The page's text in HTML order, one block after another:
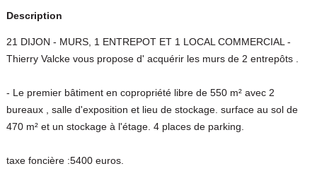
Description
21 DIJON - MURS, 1 ENTREPOT ET 1 LOCAL COMMERCIAL -
Thierry Valcke vous propose d' acquérir les murs de 2 entrepôts .
- Le premier bâtiment en copropriété libre de 550 m² avec 2
bureaux , salle d'exposition et lieu de stockage. surface au sol de
470 m² et un stockage à l'étage. 4 places de parking.
taxe foncière :5400 euros.